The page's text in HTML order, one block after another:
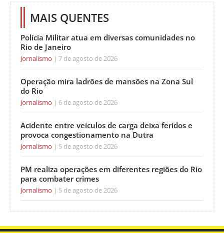
MAIS QUENTES
Polícia Militar atua em diversas comunidades no
Rio de Janeiro
Jornalismo 7 de agosto de 2026
Operação mira ladrões de mansões na Zona Sul
do Rio
Jornalismo 6 de agosto de 2026
Acidente entre veículos de carga deixa feridos e
provoca congestionamento na Dutra
Jornalismo 5 de agosto de 2026
PM realiza operações em diferentes regiões do Rio
para combater crimes
Jornalismo 5 de agosto de 2026